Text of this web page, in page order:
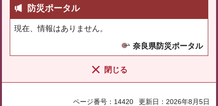
防災ポータル
現在、情報はありません。
奈良県防災ポータル
閉じる
ページ番号：14420 更新日：2026年8月5日